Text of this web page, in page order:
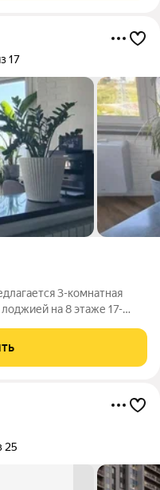
17
3-комнатная
на 8 этаже 17-
все комнаты
25